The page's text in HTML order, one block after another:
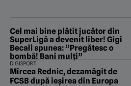
Cel mai bine plătit jucător din
SuperLigă a devenit liber! Gigi
Becali spunea: ”Pregătesc o
bombă! Bani mulți”
DIGISPORT
Mircea Rednic, dezamăgit de
FCSB după ieșirea din Europa